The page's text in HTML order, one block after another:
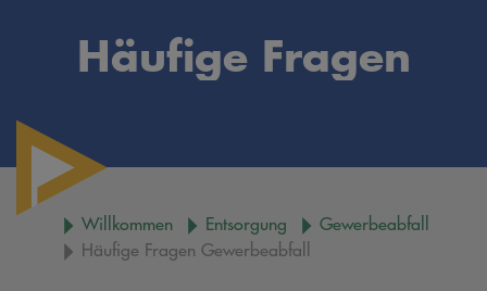
Häufige Fragen
Willkommen Entsorgung
Gewerbeabfall
Häufige Fragen Gewerbeabfall